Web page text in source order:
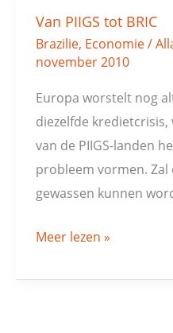
Van PIIGS tot BRIC
Brazilie, Economie/
november 2010
Europa worstelt nog
diezelfde
van de PIIGS-landen
probleem vormen.
gewassen kunnen
Van
PIIGS
tot
BRIC
Meer lezen »